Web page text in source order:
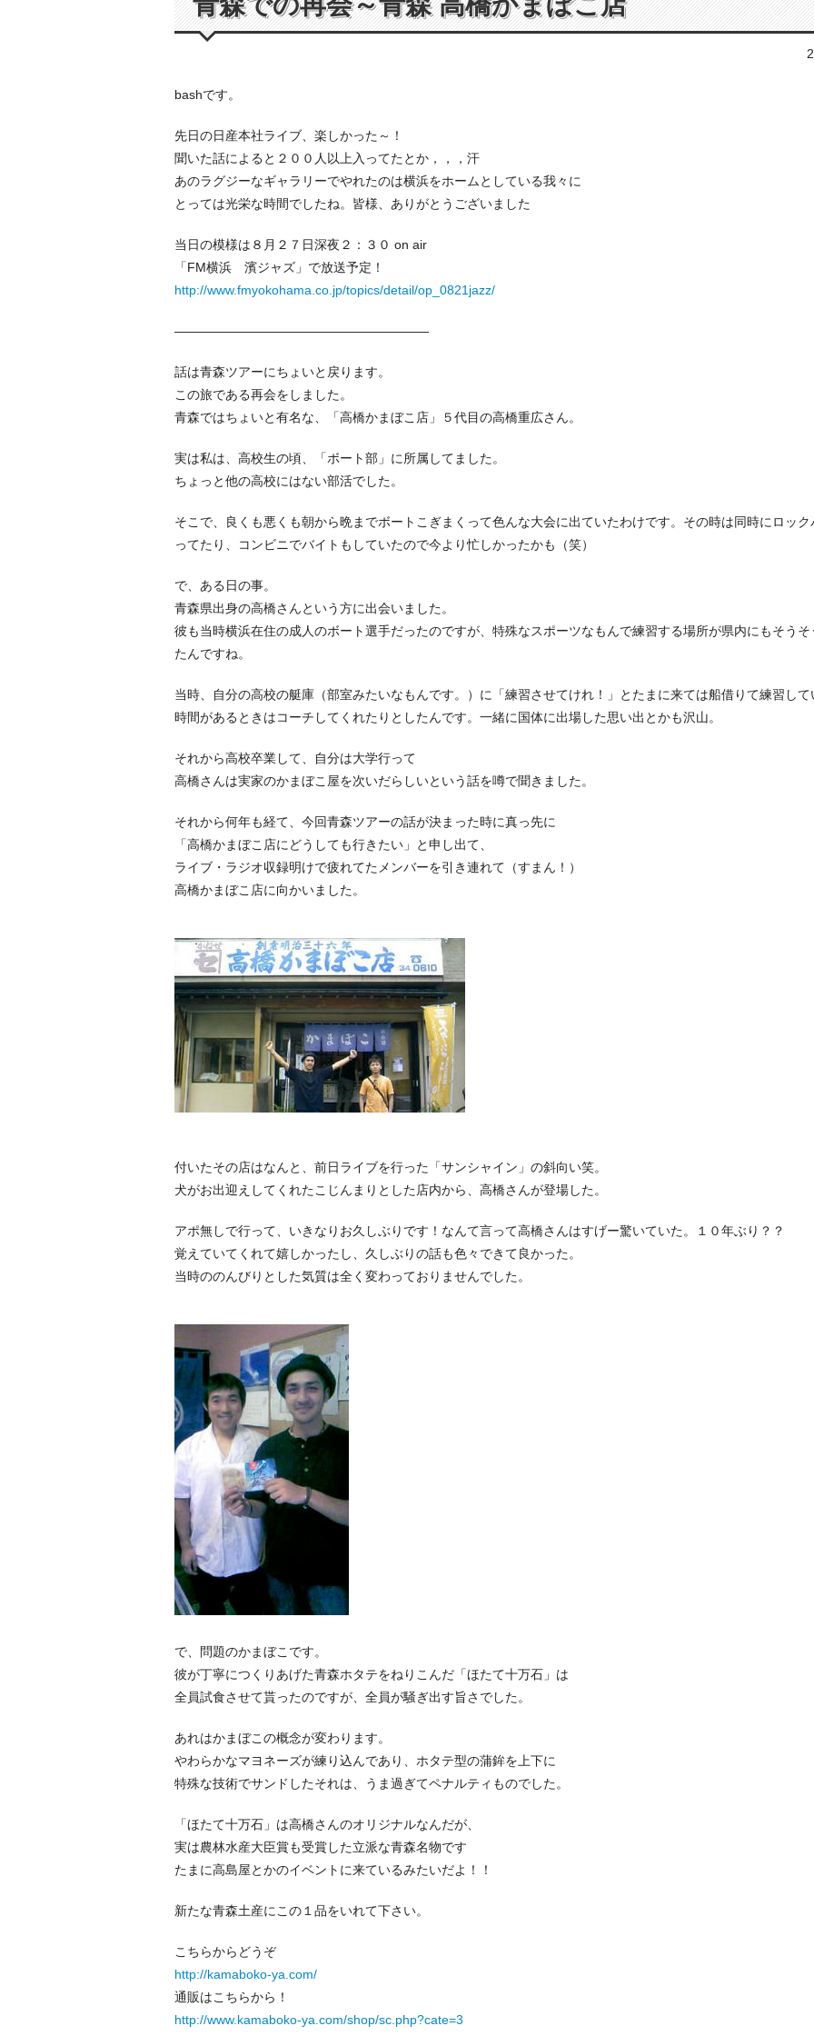
bashです。
先日の日産本社ライブ、楽しかった～！
聞いた話によると２００人以上入ってたとか，，，汗
あのラグジーなギャラリーでやれたのは横浜をホームとしている我々に
とっては光栄な時間でしたね。皆様、ありがとうございました
当日の模様は８月２７日深夜２：３０ on air
「FM横浜 濱ジャズ」で放送予定！
http://www.fmyokohama.co.jp/topics/detail/op_0821jazz/
————————————————————
話は青森ツアーにちょいと戻ります。
この旅である再会をしました。
青森ではちょいと有名な、「高橋かまぼこ店」５代目の高橋重広さん。
実は私は、高校生の頃、「ボート部」に所属してました。
ちょっと他の高校にはない部活でした。
そこで、良くも悪くも朝から晩までボートこぎまくって色んな大会に出ていたわけです。その時は同時にロック
ってたり、コンビニでバイトもしていたので今より忙しかったかも（笑）
で、ある日の事。
青森県出身の高橋さんという方に出会いました。
彼も当時横浜在住の成人のボート選手だったのですが、特殊なスポーツなもんで練習する場所が県内にもそうそ
たんですね。
当時、自分の高校の艇庫（部室みたいなもんです。）に「練習させてけれ！」とたまに来ては船借りて練習して
時間があるときはコーチしてくれたりとしたんです。一緒に国体に出場した思い出とかも沢山。
それから高校卒業して、自分は大学行って
高橋さんは実家のかまぼこ屋を次いだらしいという話を噂で聞きました。
それから何年も経て、今回青森ツアーの話が決まった時に真っ先に
「高橋かまぼこ店にどうしても行きたい」と申し出て、
ライブ・ラジオ収録明けで疲れてたメンバーを引き連れて（すまん！）
高橋かまぼこ店に向かいました。
付いたその店はなんと、前日ライブを行った「サンシャイン」の斜向い笑。
犬がお出迎えしてくれたこじんまりとした店内から、高橋さんが登場した。
アポ無しで行って、いきなりお久しぶりです！なんて言って高橋さんはすげー驚いていた。１０年ぶり？？
覚えていてくれて嬉しかったし、久しぶりの話も色々できて良かった。
当時ののんびりとした気質は全く変わっておりませんでした。
で、問題のかまぼこです。
彼が丁寧につくりあげた青森ホタテをねりこんだ「ほたて十万石」は
全員試食させて貰ったのですが、全員が騒ぎ出す旨さでした。
あれはかまぼこの概念が変わります。
やわらかなマヨネーズが練り込んであり、ホタテ型の蒲鉾を上下に
特殊な技術でサンドしたそれは、うま過ぎてペナルティものでした。
「ほたて十万石」は高橋さんのオリジナルなんだが、
実は農林水産大臣賞も受賞した立派な青森名物です
たまに高島屋とかのイベントに来ているみたいだよ！！
新たな青森土産にこの１品をいれて下さい。
こちらからどうぞ
http://kamaboko-ya.com/
通販はこちらから！
http://www.kamaboko-ya.com/shop/sc.php?cate=3